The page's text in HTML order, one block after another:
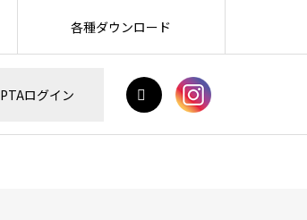
PTAログイン
各種ダウンロード